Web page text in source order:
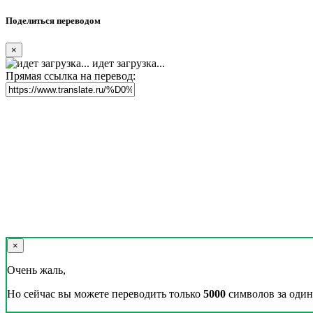
Поделиться переводом
×
идет загрузка...
Прямая ссылка на перевод:
×
Очень жаль,
Но сейчас вы можете переводить только 5000 символов за